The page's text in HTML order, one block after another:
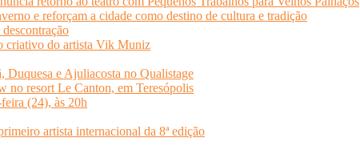
e reforçam a cidade como destino de cultura e tradição
criativo do artista Vik Muniz
Duquesa e Ajuliacosta no Qualistage
no resort Le Canton, em Teresópolis
(24), às 20h
artista internacional da 8ª edição